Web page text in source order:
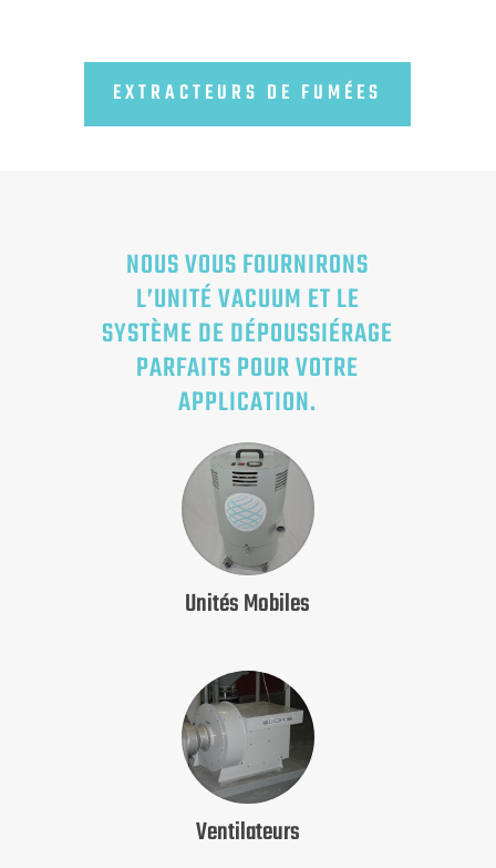
EXTRACTEURS DE FUMÉES
NOUS VOUS FOURNIRONS
L’UNITÉ VACUUM ET LE
SYSTÈME DE DÉPOUSSIÉRAGE
PARFAITS POUR VOTRE
APPLICATION.
Unités Mobiles
Ventilateurs